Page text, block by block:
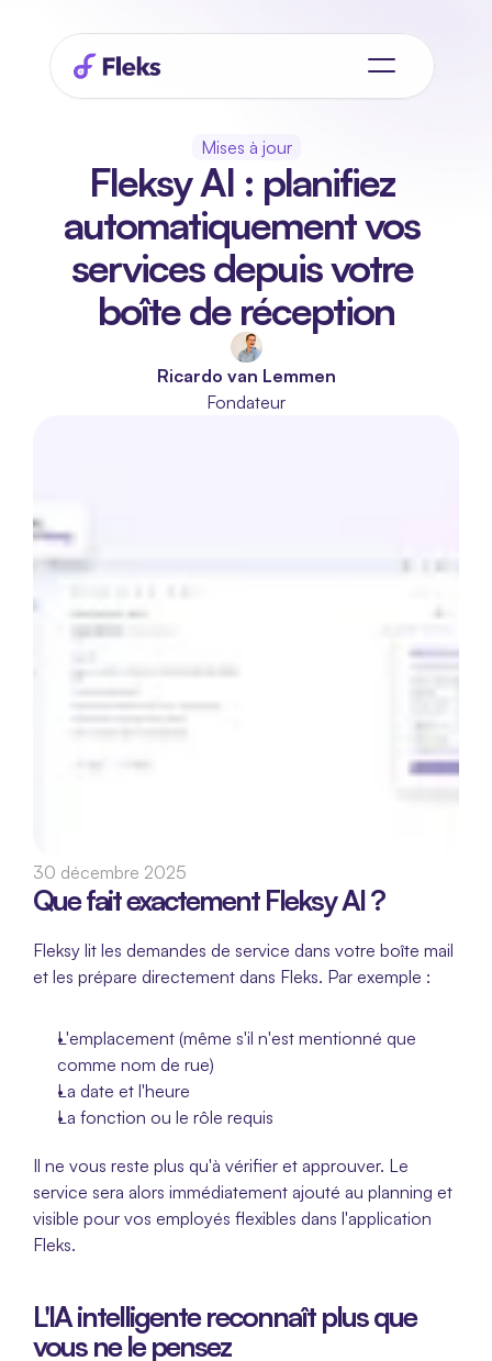
Mises à jour
Fleksy AI : planifiez
automatiquement vos
services depuis votre
boîte de réception
Ricardo van Lemmen
Fondateur
30 décembre 2025
Que fait exactement Fleksy AI ?
Fleksy lit les demandes de service dans votre boîte mail
et les prépare directement dans Fleks. Par exemple :
L'emplacement (même s'il n'est mentionné que
comme nom de rue)
La date et l'heure
La fonction ou le rôle requis
Il ne vous reste plus qu'à vérifier et approuver. Le
service sera alors immédiatement ajouté au planning et
visible pour vos employés flexibles dans l'application
Fleks.
L'IA intelligente reconnaît plus que
vous ne le pensez